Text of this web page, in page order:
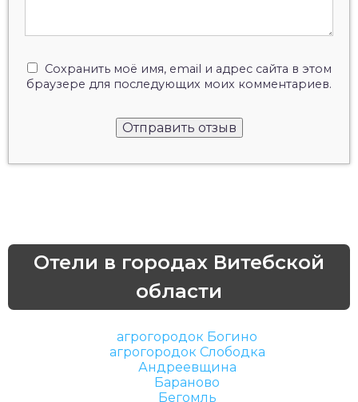
Сохранить моё имя, email и адрес сайта в этом
браузере для последующих моих комментариев.
Отели в городах Витебской
области
агрогородок Богино
агрогородок Слободка
Андреевщина
Бараново
Бегомль